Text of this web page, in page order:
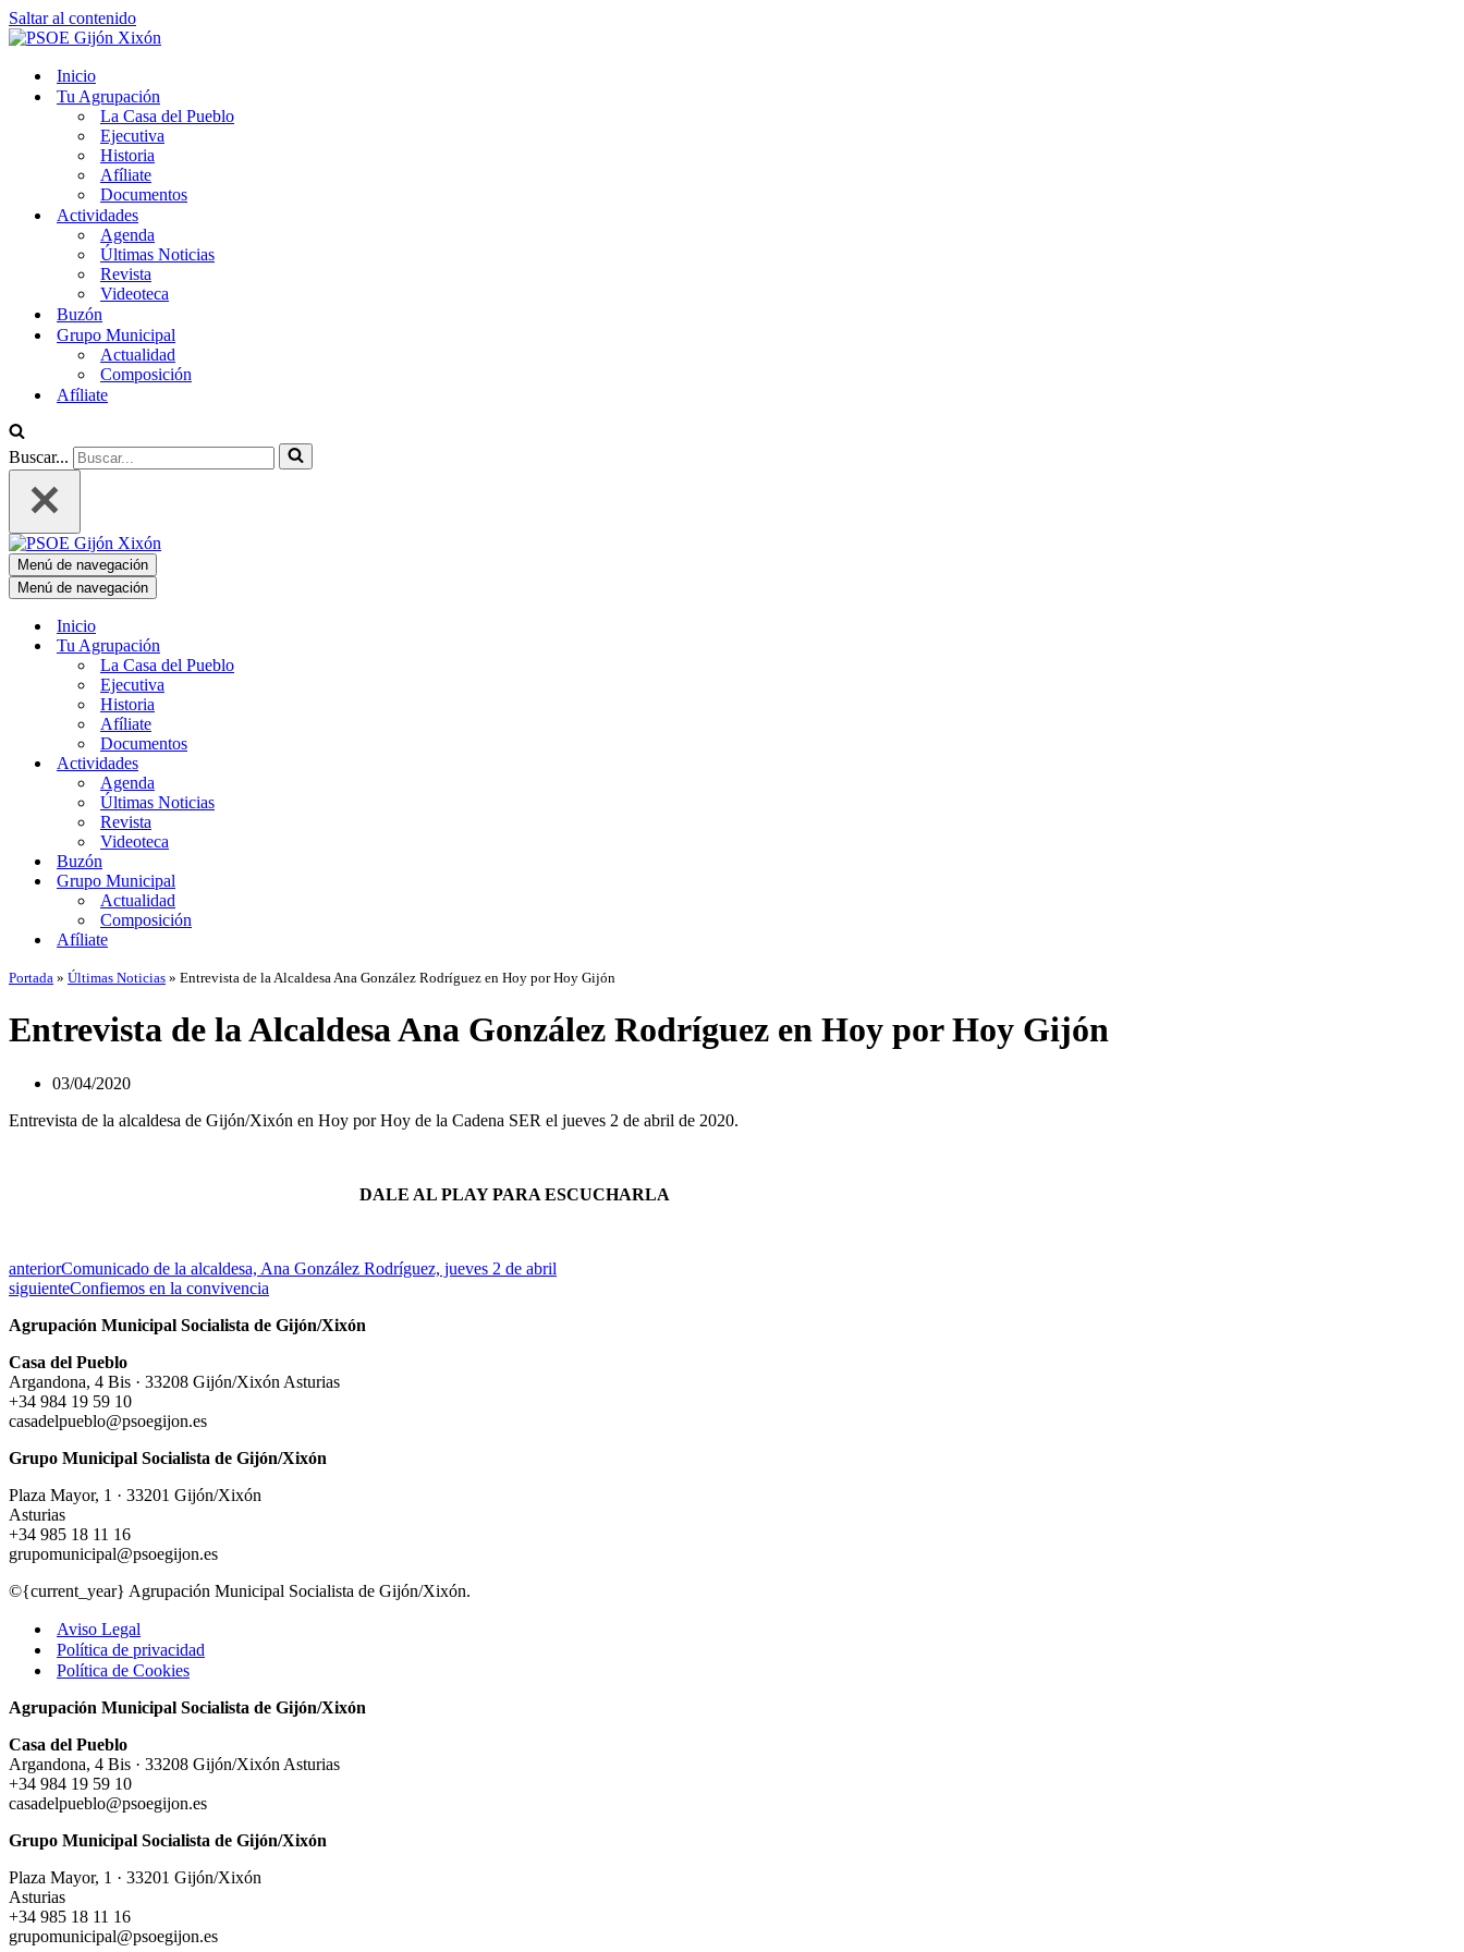
Saltar al contenido
Inicio
Tu Agrupación
La Casa del Pueblo
Ejecutiva
Historia
Afíliate
Documentos
Actividades
Agenda
Últimas Noticias
Revista
Videoteca
Buzón
Grupo Municipal
Actualidad
Composición
Afíliate
Buscar...
Menú de navegación
Menú de navegación
Inicio
Tu Agrupación
La Casa del Pueblo
Ejecutiva
Historia
Afíliate
Documentos
Actividades
Agenda
Últimas Noticias
Revista
Videoteca
Buzón
Grupo Municipal
Actualidad
Composición
Afíliate
Portada » Últimas Noticias » Entrevista de la Alcaldesa Ana González Rodríguez en Hoy por Hoy Gijón
Entrevista de la Alcaldesa Ana González Rodríguez en Hoy por Hoy Gijón
03/04/2020
Entrevista de la alcaldesa de Gijón/Xixón en Hoy por Hoy de la Cadena SER el jueves 2 de abril de 2020.
DALE AL PLAY PARA ESCUCHARLA
anteriorComunicado de la alcaldesa, Ana González Rodríguez, jueves 2 de abril
siguienteConfiemos en la convivencia
Agrupación Municipal Socialista de Gijón/Xixón
Casa del Pueblo
Argandona, 4 Bis · 33208 Gijón/Xixón Asturias
+34 984 19 59 10
casadelpueblo@psoegijon.es
Grupo Municipal Socialista de Gijón/Xixón
Plaza Mayor, 1 · 33201 Gijón/Xixón
Asturias
+34 985 18 11 16
grupomunicipal@psoegijon.es
©{current_year} Agrupación Municipal Socialista de Gijón/Xixón.
Aviso Legal
Política de privacidad
Política de Cookies
Agrupación Municipal Socialista de Gijón/Xixón
Casa del Pueblo
Argandona, 4 Bis · 33208 Gijón/Xixón Asturias
+34 984 19 59 10
casadelpueblo@psoegijon.es
Grupo Municipal Socialista de Gijón/Xixón
Plaza Mayor, 1 · 33201 Gijón/Xixón
Asturias
+34 985 18 11 16
grupomunicipal@psoegijon.es